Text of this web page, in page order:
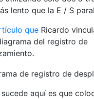
lento que la E / S
que Ricardo
del registro de
aquí es que